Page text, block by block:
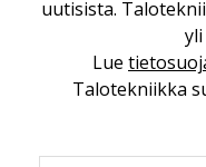
vakiinnuttavat
LEHDEN ARTIKKELIT
uutisista.
Lue
Talotekniikka